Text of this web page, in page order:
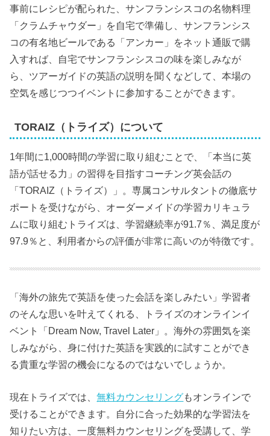
事前にレシピが配られた、サンフランシスコの名物料理
「クラムチャウダー」を自宅で準備し、サンフランシス
コの有名地ビールである「アンカー」をネット通販で購
入すれば、自宅でサンフランシスコの味を楽しみなが
ら、ツアーガイドの英語の説明を聞くなどして、本場の
空気を感じつつイベントに参加することができます。
TORAIZ（トライズ）について
1年間に1,000時間の学習に取り組むことで、「本当に英
語が話せる力」の習得を目指すコーチング英会話の
「TORAIZ（トライズ）」。専属コンサルタントの徹底サ
ポートを受けながら、オーダーメイドの学習カリキュラ
ムに取り組むトライズは、学習継続率が91.7％、満足度が
97.9％と、利用者からの評価が非常に高いのが特徴です。
「海外の旅先で英語を使った会話を楽しみたい」学習者
のそんな思いを叶えてくれる、トライズのオンラインイ
ベント「Dream Now, Travel Later」。海外の雰囲気を楽
しみながら、身に付けた英語を実践的に試すことができ
る貴重な学習の機会になるのではないでしょうか。
現在トライズでは、無料カウンセリングもオンラインで
受けることができます。自分に合った効果的な学習法を
知りたい方は、一度無料カウンセリングを受講して、学